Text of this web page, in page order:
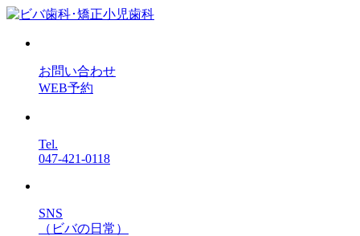
お問い合わせ
WEB予約
Tel.
047-421-0118
SNS
（ビバの日常）